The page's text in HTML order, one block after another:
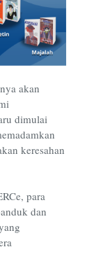
akan
dimulai
keresahan
para
dan